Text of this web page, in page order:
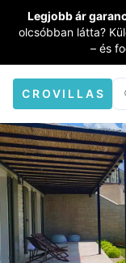
Legjobb ár
olcsóbban látta?
– és
CROVILLAS